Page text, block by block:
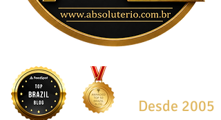
Desde 2005